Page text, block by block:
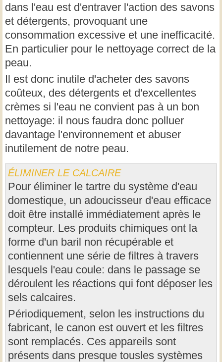
dans l'eau est d'entraver l'action des savons
et détergents, provoquant une
consommation excessive et une inefficacité.
En particulier pour le nettoyage correct de la
peau.
Il est donc inutile d'acheter des savons
coûteux, des détergents et d'excellentes
crèmes si l'eau ne convient pas à un bon
nettoyage: il nous faudra donc polluer
davantage l'environnement et abuser
inutilement de notre peau.
ÉLIMINER LE CALCAIRE
Pour éliminer le tartre du système d'eau
domestique, un adoucisseur d'eau efficace
doit être installé immédiatement après le
compteur. Les produits chimiques ont la
forme d'un baril non récupérable et
contiennent une série de filtres à travers
lesquels l'eau coule: dans le passage se
déroulent les réactions qui font déposer les
sels calcaires.
Périodiquement, selon les instructions du
fabricant, le canon est ouvert et les filtres
sont remplacés. Ces appareils sont
présents dans presque tousles systèmes